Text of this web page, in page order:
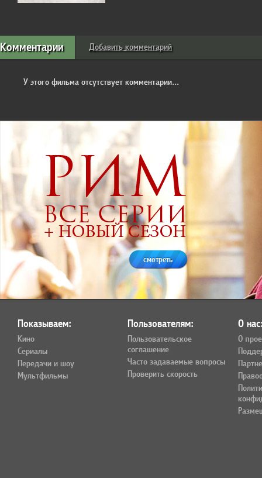
Комментарии Добавить комментарий
У этого фильма отсутствует комментарии...
смотреть
Показываем:
Кино
Сериалы
Передачи и шоу
Мультфильмы
Пользователям:
Пользовательское
соглашение
Часто задаваемые вопросы
Проверить скорость
О
О